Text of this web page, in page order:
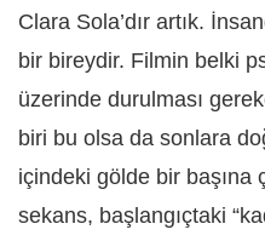
Clara Sola’dır artık.
bir bireydir. Filmin belki
üzerinde durulması
biri bu olsa da sonlara
içindeki gölde bir başına
sekans, başlangıçtaki